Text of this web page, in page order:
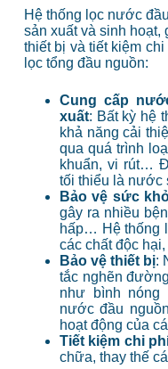
Hệ thống lọc nước
sản xuất và sinh
thiết bị và tiết kiệm chi
lọc tổng đầu nguồn:
Cung cấp
xuất: Bất kỳ hệ
khả năng cải
qua quá trình
khuẩn, vi rút…
tối thiểu là nước
Bảo vệ sức
gây ra nhiều
hấp… Hệ thống
các chất độc
Bảo vệ thiết bị:
tắc nghẽn
như bình
nước đầu
hoạt động của
Tiết kiệm chi
chữa, thay thế